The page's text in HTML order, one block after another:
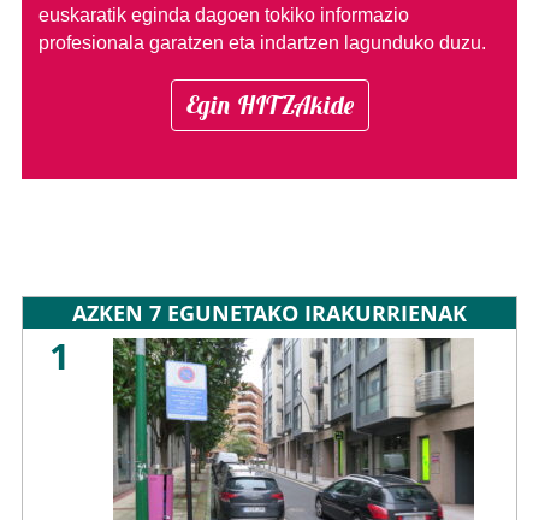
euskaratik eginda dagoen tokiko informazio
profesionala garatzen eta indartzen lagunduko duzu.
Egin HITZAkide
AZKEN 7 EGUNETAKO IRAKURRIENAK
1